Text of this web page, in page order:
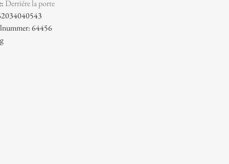
Derriére la porte
64456